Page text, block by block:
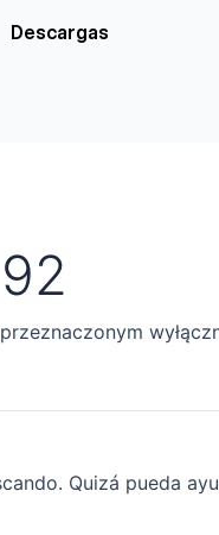
Descargas
Quizá pueda